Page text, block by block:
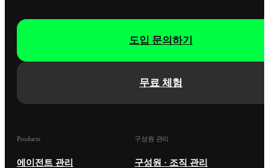
무료 체험
도입 문의하기
Products
에이전트 관리
구성원 관리
구성원 · 조직 관리